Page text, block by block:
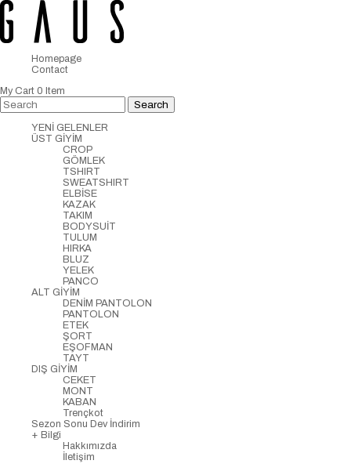
Homepage
Contact
My Cart 0 Item
YENİ GELENLER
ÜST GİYİM
CROP
GÖMLEK
TSHIRT
SWEATSHIRT
ELBİSE
KAZAK
TAKIM
BODYSUİT
TULUM
HIRKA
BLUZ
YELEK
PANCO
ALT GİYİM
DENİM PANTOLON
PANTOLON
ETEK
ŞORT
EŞOFMAN
TAYT
DIŞ GİYİM
CEKET
MONT
KABAN
Trençkot
Sezon Sonu Dev İndirim
+ Bilgi
Hakkımızda
İletişim